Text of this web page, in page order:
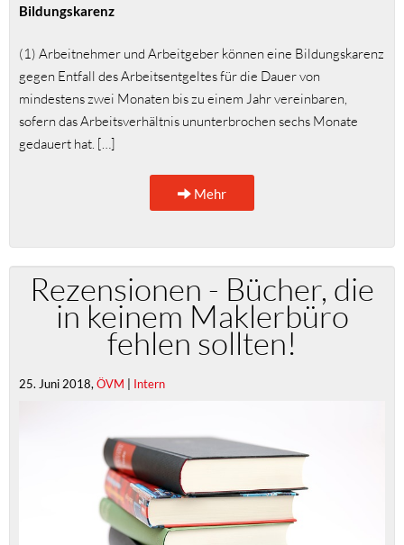
Bildungskarenz
(1) Arbeitnehmer und Arbeitgeber können eine Bildungskarenz
gegen Entfall des Arbeitsentgeltes für die Dauer von
mindestens zwei Monaten bis zu einem Jahr vereinbaren,
sofern das Arbeitsverhältnis ununterbrochen sechs Monate
gedauert hat. […]
Mehr
Rezensionen - Bücher, die
in keinem Maklerbüro
fehlen sollten!
25. Juni 2018, ÖVM | Intern